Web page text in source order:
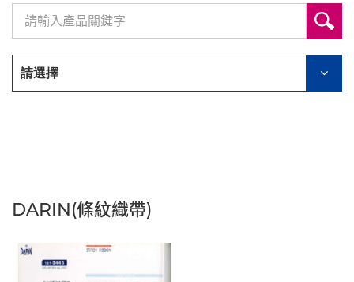
請選擇
DARIN(條紋織帶)